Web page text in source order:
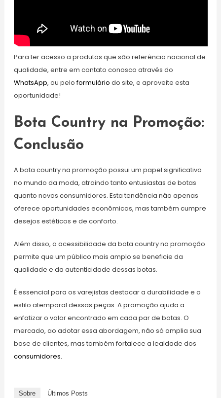
Para ter acesso a produtos que são referência nacional de
qualidade, entre em contato conosco através do
WhatsApp, ou peloformulário do site, e aproveite esta
oportunidade!
Bota Country na Promoção:
Conclusão
A bota country na promoção possui um papel significativo
no mundo da moda, atraindo tanto entusiastas de botas
quanto novos consumidores. Esta tendência não apenas
oferece oportunidades econômicas, mas também cumpre
desejos estéticos e de conforto.
Além disso, a acessibilidade da bota country na promoção
permite que um público mais amplo se beneficie da
qualidade e da autenticidade dessas botas.
É essencial para os varejistas destacar a durabilidade e o
estilo atemporal dessas peças. A promoção ajuda a
enfatizar o valor encontrado em cada par de botas. O
mercado, ao adotar essa abordagem, não só amplia sua
base de clientes, mas também fortalece a lealdade dos
consumidores.
Sobre Últimos Posts